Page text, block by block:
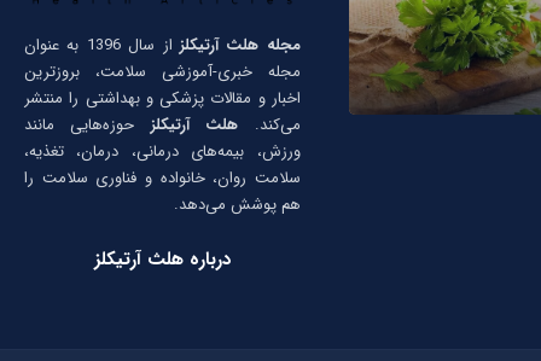
مجله هلث آرتیکلز
از سال 1396 به عنوان
مجله خبری-آموزشی سلامت، بروزترین
اخبار و مقالات پزشکی و بهداشتی را منتشر
می‌کند. هلث آرتیکلز حوزه‌هایی مانند
ورزش، بیمه‌های درمانی، درمان، تغذیه،
سلامت روان، خانواده و فناوری سلامت را
هم پوشش می‌دهد.
درباره هلث آرتیکلز